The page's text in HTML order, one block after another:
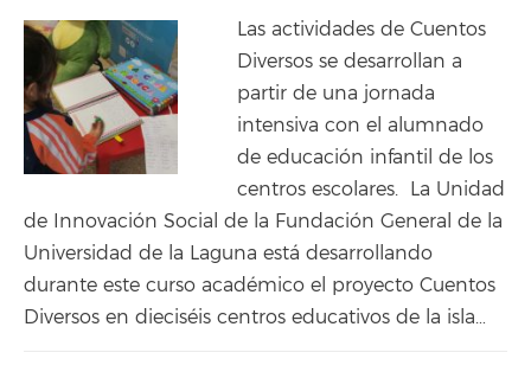
Las actividades de Cuentos
Diversos se desarrollan a
partir de una jornada
intensiva con el alumnado
de educación infantil de los
centros escolares. La Unidad
de Innovación Social de la Fundación General de la
Universidad de la Laguna está desarrollando
durante este curso académico el proyecto Cuentos
Diversos en dieciséis centros educativos de la isla…